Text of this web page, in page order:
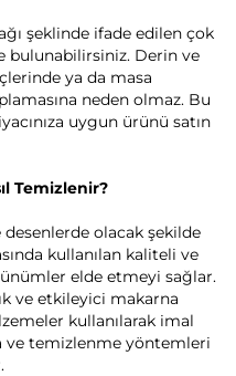
şeklinde ifade edilen çok
bulunabilirsiniz. Derin ve
ya da masa
neden olmaz. Bu
uygun ürünü satın
Temizlenir?
desenlerde olacak şekilde
kullanılan kaliteli ve
elde etmeyi sağlar.
ve etkileyici makarna
kullanılarak imal
ve temizlenme yöntemleri